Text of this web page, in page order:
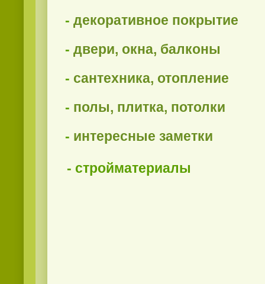
- декоративное покрытие
- двери, окна, балконы
- сантехника, отопление
- полы, плитка, потолки
- интересные заметки
- стройматериалы